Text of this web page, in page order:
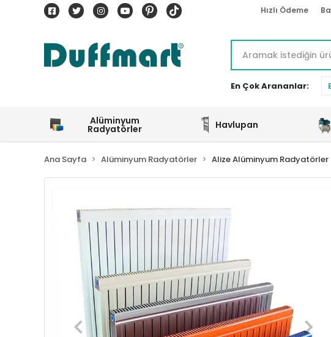
Hızlı Ödeme
En Çok Arananlar:
Alüminyum
Radyatörler Havlupan
Ana Sayfa Alüminyum Radyatörler Alize Alüminyum Radyatörler